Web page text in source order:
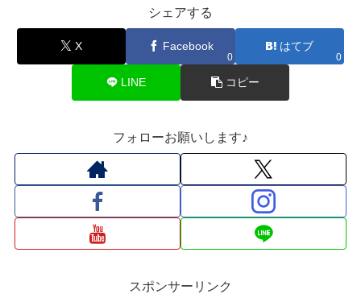
シェアする
X Facebook
0
はてブ
0
LINE コピー
フォローお願いします♪
スポンサーリンク